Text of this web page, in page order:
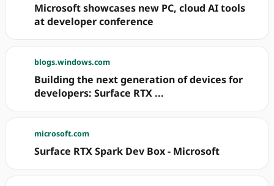
Microsoft showcases new PC, cloud AI tools
at developer conference
blogs.windows.com
Building the next generation of devices for
developers: Surface RTX ...
microsoft.com
Surface RTX Spark Dev Box - Microsoft